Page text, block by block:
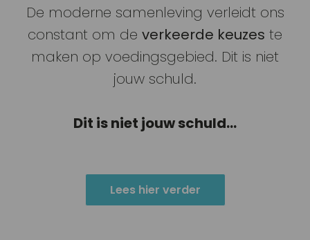
De moderne samenleving verleidt ons
constant om de verkeerde keuzes te
maken op voedingsgebied. Dit is niet
jouw schuld.
Dit is niet jouw schuld...
Lees hier verder